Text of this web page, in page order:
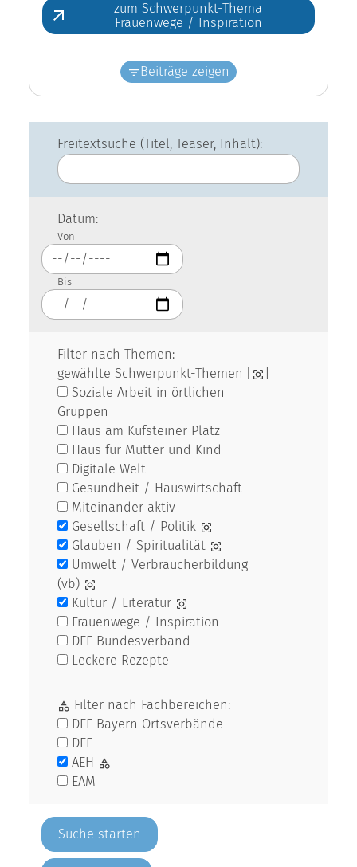
zum Schwerpunkt-Thema
Frauenwege / Inspiration
Beiträge zeigen
Freitextsuche (Titel, Teaser, Inhalt):
Datum:
Von
Bis
Filter nach Themen:
gewählte Schwerpunkt-Themen [
Soziale Arbeit in örtlichen
Gruppen
Haus am Kufsteiner Platz
Haus für Mutter und Kind
Digitale Welt
Gesundheit / Hauswirtschaft
Miteinander aktiv
Gesellschaft / Politik
Glauben / Spiritualität
Umwelt / Verbraucherbildung
(vb)
Kultur / Literatur
Frauenwege / Inspiration
DEF Bundesverband
Leckere Rezepte
Filter nach Fachbereichen:
DEF Bayern Ortsverbände
DEF
AEH
EAM